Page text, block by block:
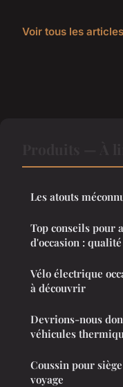
Voir tous les
Les atouts
Top conseils pour
d'occasion :
Vélo électrique
à découvrir
Devrions-nous
véhicules
Coussin pour
voyage